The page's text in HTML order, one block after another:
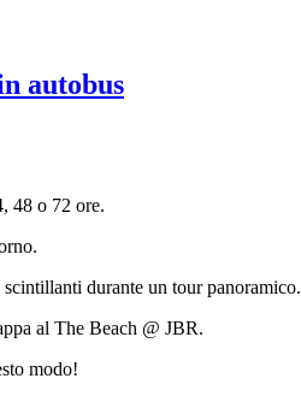
autobus
48 o 72 ore.
durante un tour panoramico.
al The Beach @ JBR.
modo!